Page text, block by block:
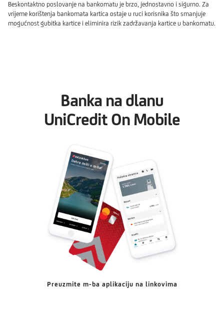
Beskontaktno poslovanje na bankomatu je brzo, jednostavno i sigurno. Za
vrijeme korištenja bankomata kartica ostaje u ruci korisnika što smanjuje
mogućnost gubitka kartice i eliminira rizik zadržavanja kartice u bankomatu.
Banka na dlanu
UniCredit On Mobile
Preuzmite m-ba aplikaciju na linkovima